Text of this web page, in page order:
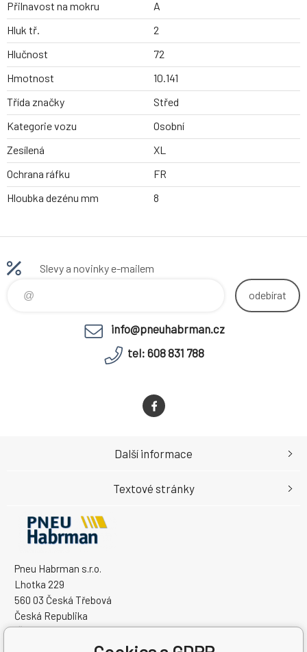
Přilnavost na mokru
A
Hluk tř.
2
Hlučnost
72
Hmotnost
10.141
Třída značky
Střed
Kategorie vozu
Osobní
Zesílená
XL
Ochrana ráfku
FR
Hloubka dezénu mm
8
Slevy a novinky e-mailem
odebírat
info@pneuhabrman.cz
tel: 608 831 788
Pneu Habrman s.r.o.
Lhotka 229
560 03 Česká Třebová
Česká Republika
IČO: 09091670
Další informace
Textové stránky